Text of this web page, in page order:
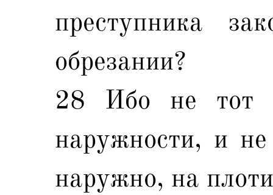
преступника
обрезании?
28 Ибо не тот
наружности, и не
наружно, на